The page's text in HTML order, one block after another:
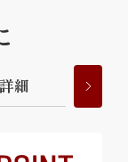
詳細